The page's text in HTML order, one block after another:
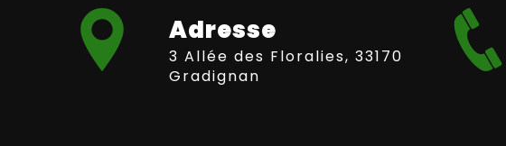
Adresse
3 Allée des Floralies, 33170
Gradignan